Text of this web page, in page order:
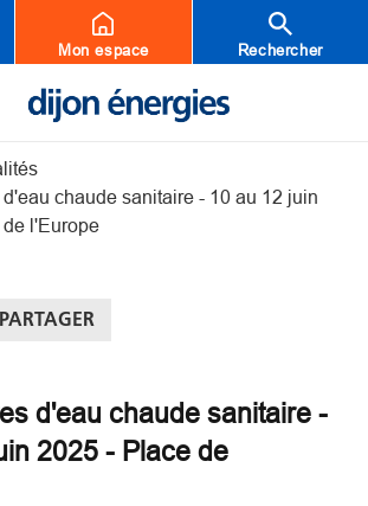
Mon espace Rechercher
chaude sanitaire - 10 au 12 juin
l'Europe
PARTAGER
d'eau chaude sanitaire -
2025 - Place de